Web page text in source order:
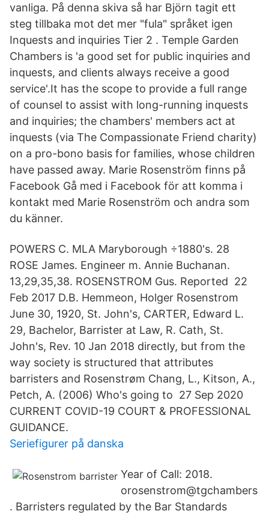
vanliga. På denna skiva så har Björn tagit ett
steg tillbaka mot det mer "fula" språket igen
Inquests and inquiries Tier 2 . Temple Garden
Chambers is 'a good set for public inquiries and
inquests, and clients always receive a good
service'.It has the scope to provide a full range
of counsel to assist with long-running inquests
and inquiries; the chambers' members act at
inquests (via The Compassionate Friend charity)
on a pro-bono basis for families, whose children
have passed away. Marie Rosenström finns på
Facebook Gå med i Facebook för att komma i
kontakt med Marie Rosenström och andra som
du känner.
POWERS C. MLA Maryborough ÷1880's. 28
ROSE James. Engineer m. Annie Buchanan.
13,29,35,38. ROSENSTROM Gus. Reported 22
Feb 2017 D.B. Hemmeon, Holger Rosenstrom
June 30, 1920, St. John's, CARTER, Edward L.
29, Bachelor, Barrister at Law, R. Cath, St.
John's, Rev. 10 Jan 2018 directly, but from the
way society is structured that attributes
barristers and Rosenstrøm Chang, L., Kitson, A.,
Petch, A. (2006) Who's going to 27 Sep 2020
CURRENT COVID-19 COURT & PROFESSIONAL
GUIDANCE.
Seriefigurer på danska
Year of Call: 2018.
orosenstrom@tgchambers
. Barristers regulated by the Bar Standards